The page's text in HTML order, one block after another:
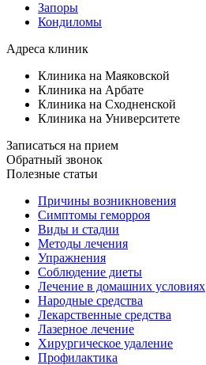
Запоры
Кондиломы
Адреса клиник
Клиника на Маяковской
Клиника на Арбате
Клиника на Сходненской
Клиника на Университете
Записаться на прием
Обратный звонок
Полезные статьи
Причины возникновения
Симптомы геморроя
Виды и стадии
Методы лечения
Упражнения
Соблюдение диеты
Лечение в домашних условиях
Народные средства
Лекарственные средства
Лазерное лечение
Хирургическое удаление
Профилактика